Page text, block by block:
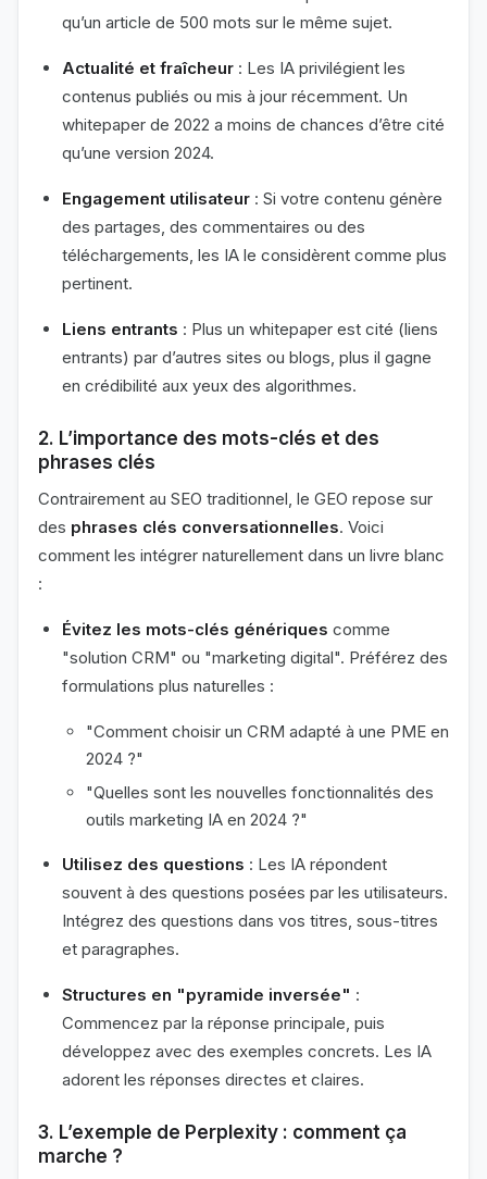
qu’un article de 500 mots sur le même sujet.
Actualité et fraîcheur : Les IA privilégient les
contenus publiés ou mis à jour récemment. Un
whitepaper de 2022 a moins de chances d’être cité
qu’une version 2024.
Engagement utilisateur : Si votre contenu génère
des partages, des commentaires ou des
téléchargements, les IA le considèrent comme plus
pertinent.
Liens entrants : Plus un whitepaper est cité (liens
entrants) par d’autres sites ou blogs, plus il gagne
en crédibilité aux yeux des algorithmes.
2. L’importance des mots-clés et des
phrases clés
Contrairement au SEO traditionnel, le GEO repose sur
des phrases clés conversationnelles. Voici
comment les intégrer naturellement dans un livre blanc
:
Évitez les mots-clés génériques comme
"solution CRM" ou "marketing digital". Préférez des
formulations plus naturelles :
"Comment choisir un CRM adapté à une PME en
2024 ?"
"Quelles sont les nouvelles fonctionnalités des
outils marketing IA en 2024 ?"
Utilisez des questions : Les IA répondent
souvent à des questions posées par les utilisateurs.
Intégrez des questions dans vos titres, sous-titres
et paragraphes.
Structures en "pyramide inversée" :
Commencez par la réponse principale, puis
développez avec des exemples concrets. Les IA
adorent les réponses directes et claires.
3. L’exemple de Perplexity : comment ça
marche ?